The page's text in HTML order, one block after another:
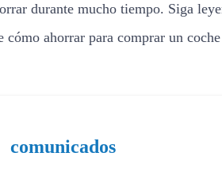
durante mucho tiempo. Siga
cómo ahorrar para comprar un coche
comunicados